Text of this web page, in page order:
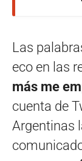
Las
eco en las
más me
cuenta de
Argentinas